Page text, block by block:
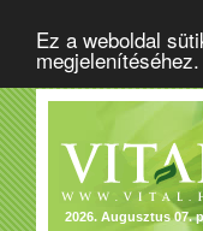
Ez a weboldal
2026. Augusztus 07.